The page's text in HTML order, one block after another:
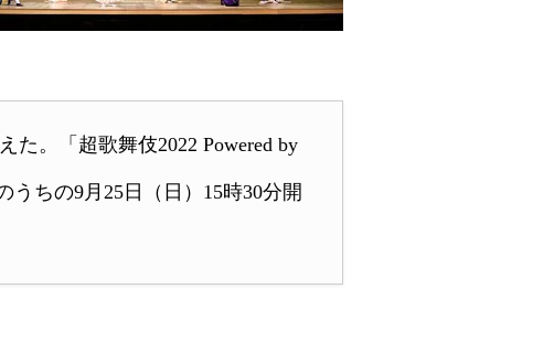
た。「超歌舞伎2022 Powered by
ちの9月25日（日）15時30分開